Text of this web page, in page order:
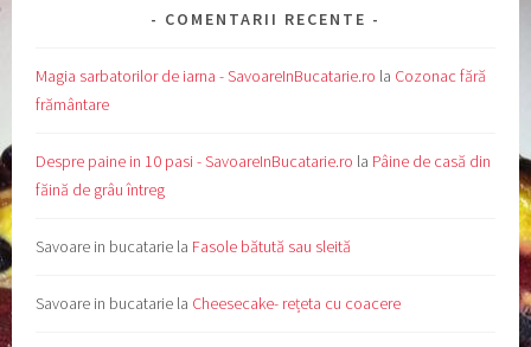
COMENTARII RECENTE
Magia sarbatorilor de iarna - SavoareInBucatarie.ro la Cozonac fără
frământare
Despre paine in 10 pasi - SavoareInBucatarie.ro la Pâine de casă din
făină de grâu întreg
Savoare in bucatarie la Fasole bătută sau sleită
Savoare in bucatarie la Cheesecake- rețeta cu coacere